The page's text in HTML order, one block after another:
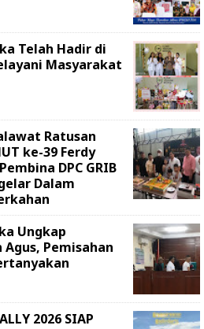
Telah Hadir di
Masyarakat
Ratusan
ke-39 Ferdy
DPC GRIB
Dalam
Ungkap
Pemisahan
2026 SIAP